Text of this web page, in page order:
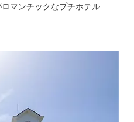
マンチックなプチホテル